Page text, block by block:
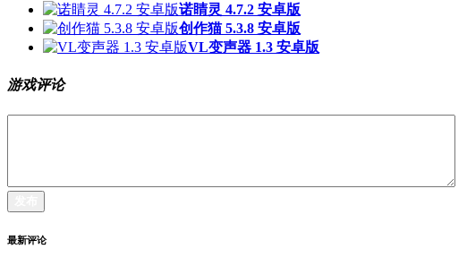
诺睛灵 4.7.2 安卓版
创作猫 5.3.8 安卓版
VL变声器 1.3 安卓版
游戏评论
最新评论